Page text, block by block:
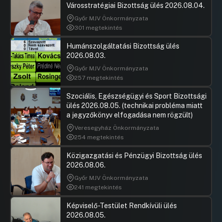
Város 2025. évi „Magvassy Mihály
Sporttámogatási Program” keretében az
„egyéb kiemelt célú sporttámogatás”
körébe tartozó keretek
átcsoportosítására és keretösszegek
meghatározására
Hozzászólások Ugrás a napirendi pontra
31.napirend: Javaslat a Győri Férfi
Kézilabdáért Közhasznú Alapítvány
támogatására
Hozzászólások Ugrás a napirendi pontra
32.napirend: Javaslat a „Czuczor Gergely
Civil és Egyházi Program” kiadási
előirányzat felhasználására alapítványi
szervezetek által benyújtott pályázatok
elbírálására
Hozzászólások
33.napirend: Javaslat Győr Megyei Jogú
Város Önkormányzata Közgyűlésének
2025. II. félévi munkatervére
HozzászólásokUgrás a napirendi pontra
34.napirend: Javaslat a 100%-os
Városstratégiai Bizottság ülés 2026.08.04.
Győr MJV Önkormányzata
301 megtekintés
Humánszolgáltatási Bizottság ülés
2026.08.03.
Győr MJV Önkormányzata
257 megtekintés
Szociális, Egészségügyi és Sport Bizottsági
ülés 2026.08.05. (technikai probléma miatt
a jegyzőkönyv elfogadása nem rögzült)
Veresegyház Önkormányzata
254 megtekintés
Közigazgatási és Pénzügyi Bizottság ülés
2026.08.06.
Győr MJV Önkormányzata
241 megtekintés
Képviselő-Testület Rendkívüli ülés
2026.08.05.